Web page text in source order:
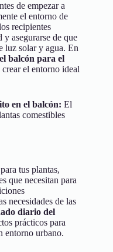
de empezar a
el entorno de
recipientes
asegurarse de que
luz solar y agua. En
balcón para el
el entorno ideal
en el balcón: El
comestibles
tus plantas,
que necesitan para
necesidades de las
diario del
prácticos para
entorno urbano.